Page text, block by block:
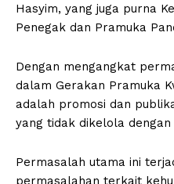
Hasyim, yang juga purna
Penegak dan Pramuka
Dengan mengangkat
dalam Gerakan Pramuka
adalah promosi dan
yang tidak dikelola
Permasalah utama ini
permasalahan terkait